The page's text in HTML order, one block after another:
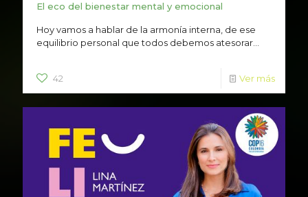
El eco del bienestar mental y emocional
Hoy vamos a hablar de la armonía interna, de ese
equilibrio personal que todos debemos atesorar...
42 Ver más